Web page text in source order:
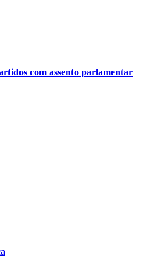
com assento parlamentar